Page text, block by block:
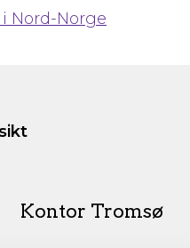
Nord-Norge
Kontor Tromsø